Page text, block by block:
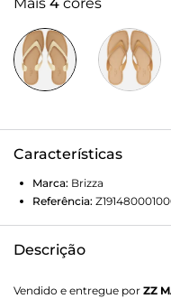
Mais 4 cores
Características
Marca: Brizza
Referência:
Descrição
emborrachada e
Vendido e entregue por ZZ